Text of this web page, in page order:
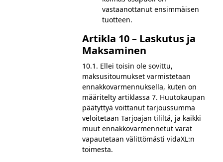
vastaanottanut ensimmäisen
tuotteen.
Artikla 10 – Laskutus ja
Maksaminen
10.1. Ellei toisin ole sovittu,
maksusitoumukset varmistetaan
ennakkovarmennuksella, kuten on
määritelty artiklassa 7. Huutokaupan
päätyttyä voittanut tarjoussumma
veloitetaan Tarjoajan tililtä, ja kaikki
muut ennakkovarmennetut varat
vapautetaan välittömästi vidaXL:n
toimesta.